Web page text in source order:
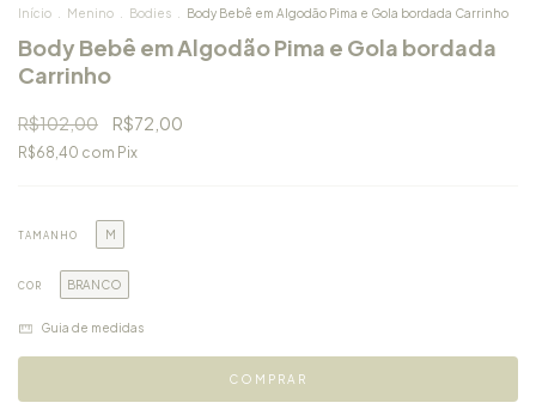
Início Menino Bodies Body Bebê em Algodão Pima e Gola bordada Carrinho
Body Bebê em Algodão Pima e Gola bordada
Carrinho
R$102,00 R$72,00
R$68,40 com Pix
TAMANHO M
COR BRANCO
Guia de medidas